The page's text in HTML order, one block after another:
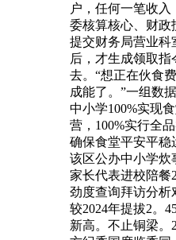
户，任何一笔收
委核算核心、财政
提交财务局营业科
后，才生成领取指
去。“想正在伙食
成能了。”一组数
中小学100%实现
营，100%实行全
确保食堂平安平稳
该区公办中小学炊
家长代表进校陪餐
劲度查询拜访分析
较2024年提拔2。
新高。不止铜梁。